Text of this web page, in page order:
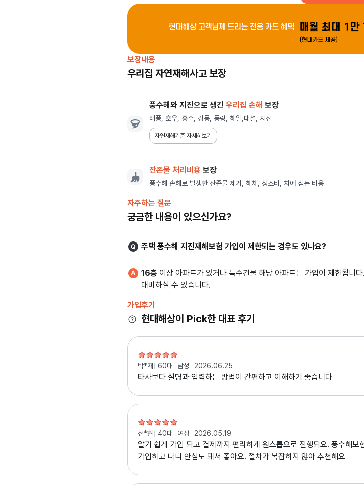
보장내용
우리집 자연재해사고 보장
풍수해와 지진으로 생긴 우리집 손해 보장
태풍, 호우, 홍수, 강풍, 풍랑, 해일,대설, 지진
자연재해기준 자세히보기
잔존물 처리비용 보장
풍수해 손해로 발생한 잔존물 제거, 해체, 청소비, 차에 싣는 비용
자주하는 질문
궁금한 내용이 있으신가요?
주택 풍수해 지진재해보험 가입이 제한되는 경우도 있나요?
16층 이상 아파트가 있거나 특수건물 해당 아파트는 가입이 제한됩니
대비하실 수 있습니다.
가입후기
현대해상이 Pick한 대표 후기
박*재 60대 남성 2026.06.25
타사보다 설명과 입력하는 방법이 간편하고 이해하기 좋습니다
전*현 40대 여성 2026.05.19
알기 쉽게 가입 되고 결제까지 편리하게 원스톱으로 진행되요. 풍수해
가입하고 나니 안심도 돼서 좋아요. 절차가 복잡하지 않아 추천해요